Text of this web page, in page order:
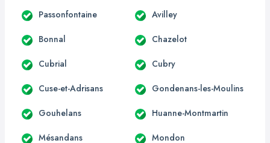
Passonfontaine Avilley
Bonnal Chazelot
Cubrial Cubry
Cuse-et-Adrisans Gondenans-les-Moulins
Gouhelans Huanne-Montmartin
Mésandans Mondon